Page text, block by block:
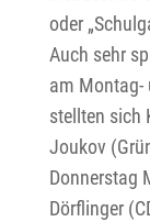
oder
Auch sehr
am Montag-
stellten sich
Joukov
Donnerstag
Dörflinger